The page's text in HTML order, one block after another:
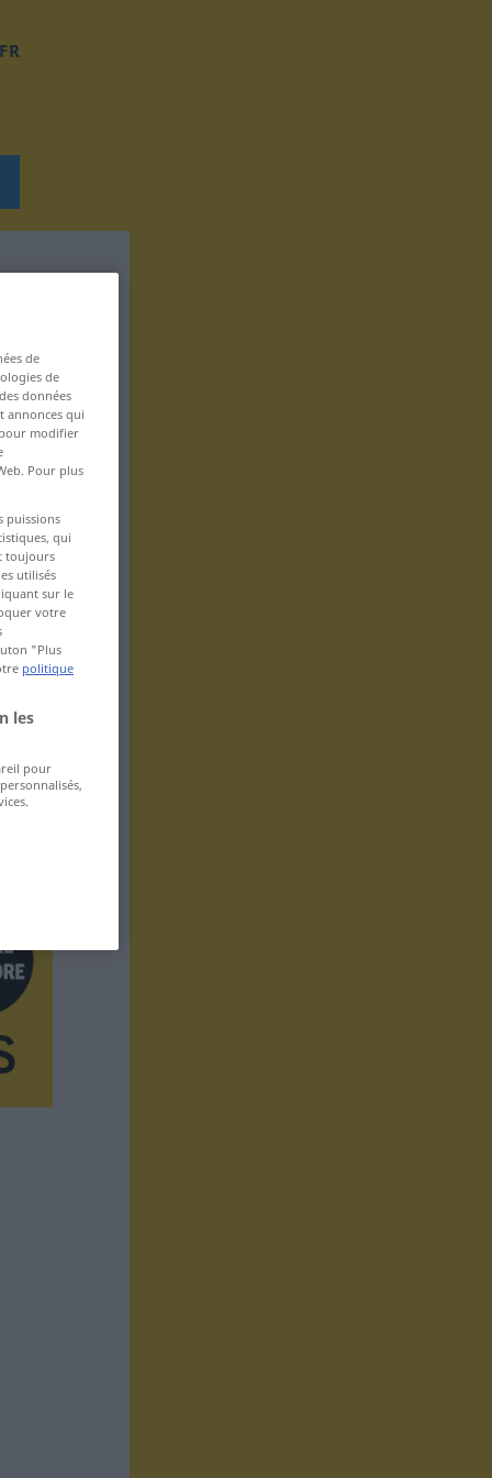
FR
de
de
données
annonces qui
modifier
Pour plus
puissions
qui
toujours
utilisés
sur le
votre
"Plus
politique
les
pour